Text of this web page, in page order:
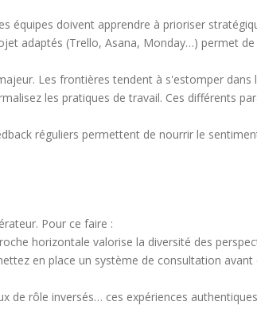
équipes doivent apprendre à prioriser
adaptés (Trello, Asana, Monday…) permet de
Les frontières tendent à s'estomper dans
les pratiques de travail. Ces différents
réguliers permettent de nourrir le
Pour ce faire :
horizontale valorise la diversité des
en place un système de consultation avant
de rôle inversés… ces expériences